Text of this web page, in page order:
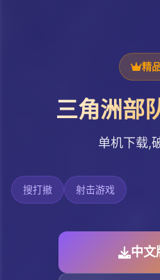
精
三角洲部
单机下载,
搜打撤 射击游戏
中文